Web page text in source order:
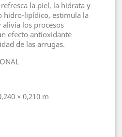
la piel, la hidrata y
hidro-lipídico, estimula la
los procesos
efecto antioxidante
de las arrugas.
× 0,210 m